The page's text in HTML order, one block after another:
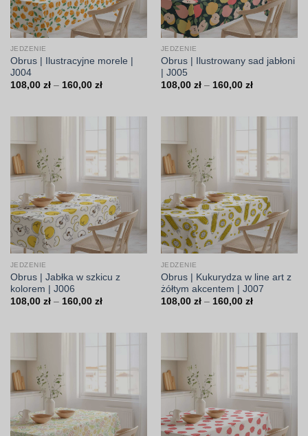
JEDZENIE
Obrus | Ilustracyjne morele |
J004
108,00 zł – 160,00 złZakres
160,00 zł
JEDZENIE
Obrus | Ilustrowany sad jabłoni
| J005
108,00 zł – 160,00 złZakres
160,00 zł
JEDZENIE
Obrus | Jabłka w szkicu z
kolorem | J006
108,00 zł – 160,00 złZakres
160,00 zł
JEDZENIE
Obrus | Kukurydza w line art z
żółtym akcentem | J007
108,00 zł – 160,00 złZakres
160,00 zł